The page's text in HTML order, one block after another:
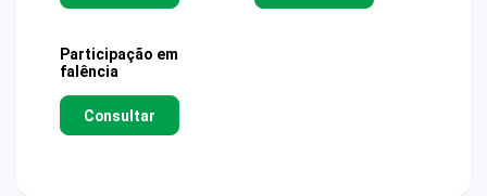
Participação em
falência
Consultar